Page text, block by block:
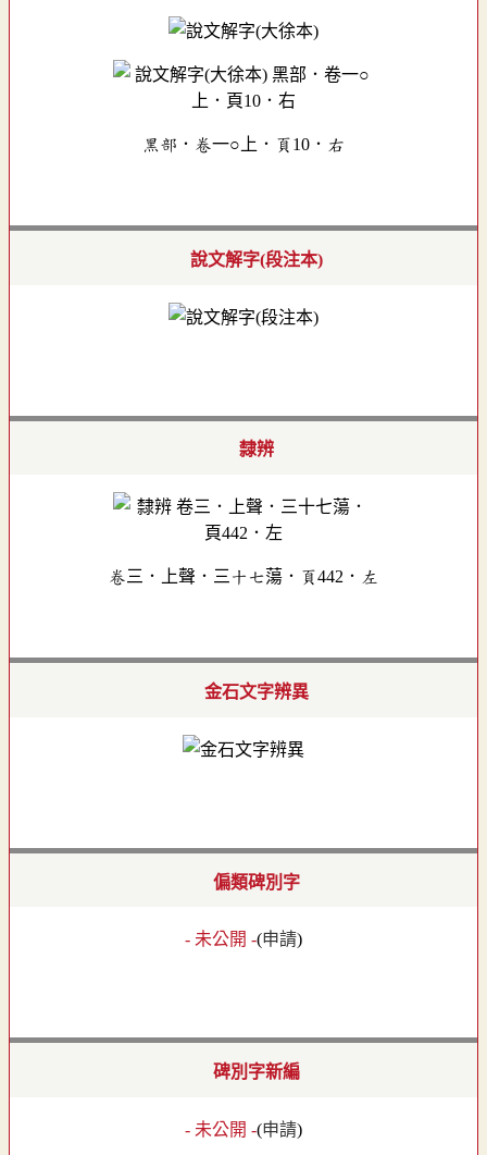
黑部．卷一○上．頁10．右
說文解字(段注本)
隸辨
卷三．上聲．三十七蕩．頁442．左
金石文字辨異
偏類碑別字
- 未公開 -(申請)
碑別字新編
- 未公開 -(申請)